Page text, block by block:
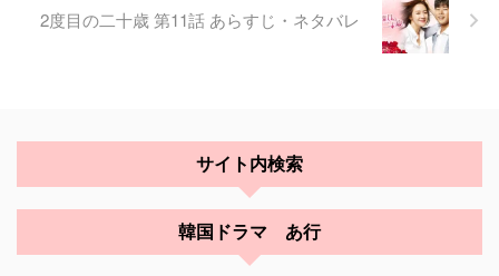
2度目の二十歳 第11話 あらすじ・ネタバレ
サイト内検索
韓国ドラマ あ行